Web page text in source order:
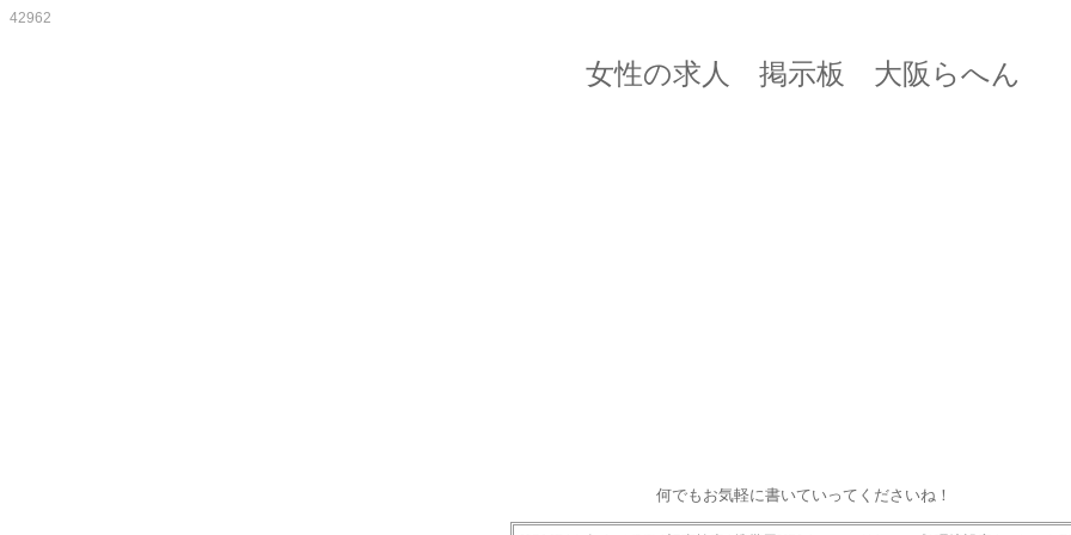
42962
女性の求人 掲示板 大阪らへん
何でもお気軽に書いていってくださいね！